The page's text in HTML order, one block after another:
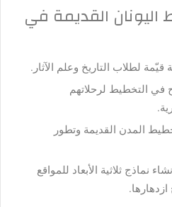
القديمة في
قيّمة لطلاب التاريخ وعلم الآثار.
في التخطيط لرحلاتهم
المدن القديمة وتطور
نماذج ثلاثية الأبعاد للمواقع